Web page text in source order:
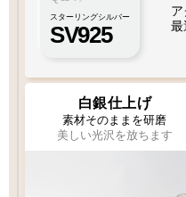
スターリングシルバー
SV925
最
白銀仕上げ
素材そのままを研磨
美しい光沢を放ちます